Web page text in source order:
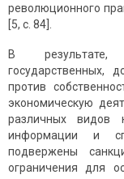
революционного
[5, с. 84].
В результате,
государственных,
против
экономическую
различных видов
информации и
подвержены
ограничения для